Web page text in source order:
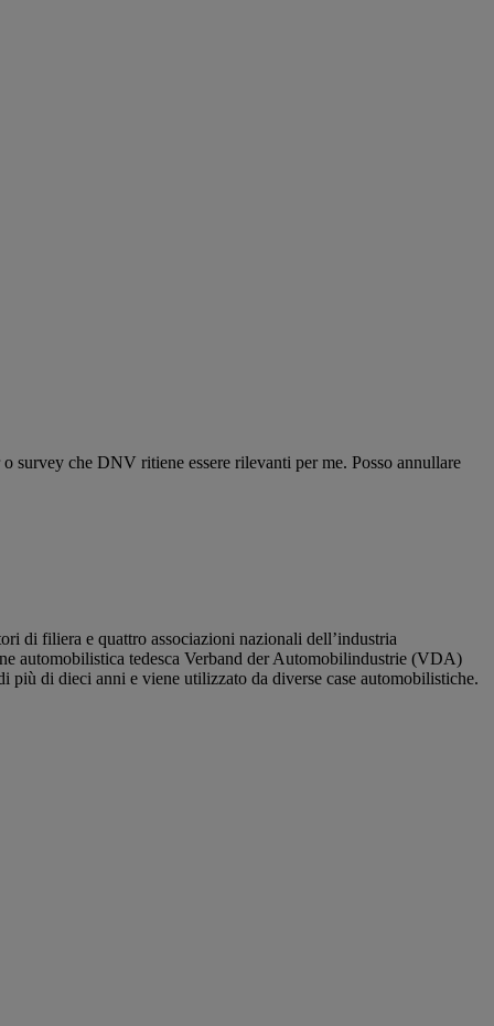
che DNV ritiene essere rilevanti per me. Posso annullare
di filiera e quattro associazioni nazionali dell’industria
automobilistica tedesca Verband der Automobilindustrie (VDA)
di dieci anni e viene utilizzato da diverse case automobilistiche.